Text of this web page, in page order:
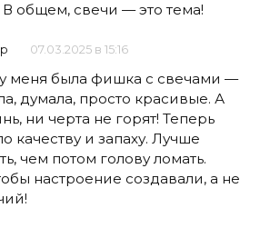
общем, свечи — это тема!
07.03.2025 в 15:16
меня была фишка с свечами —
думала, просто красивые. А
ни черта не горят! Теперь
качеству и запаху. Лучше
чем потом голову ломать.
настроение создавали, а не